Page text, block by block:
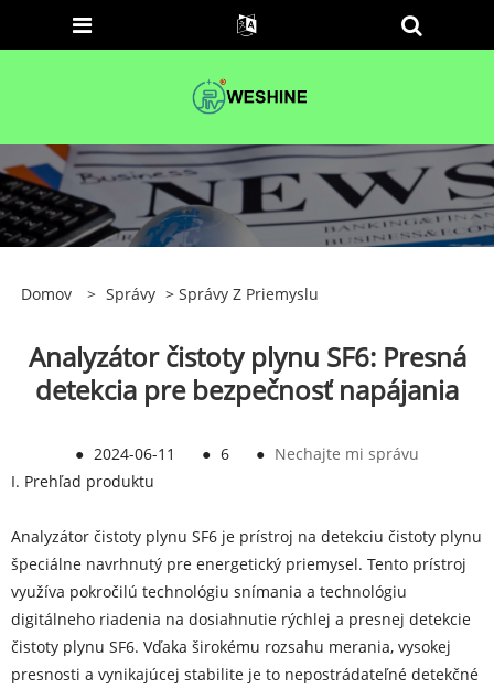
Domov > Správy > Správy Z Priemyslu
Analyzátor čistoty plynu SF6: Presná
detekcia pre bezpečnosť napájania
● 2024-06-11 ● 6 ● Nechajte mi správu
I. Prehľad produktu
Analyzátor čistoty plynu SF6 je prístroj na detekciu čistoty plynu
špeciálne navrhnutý pre energetický priemysel. Tento prístroj
využíva pokročilú technológiu snímania a technológiu
digitálneho riadenia na dosiahnutie rýchlej a presnej detekcie
čistoty plynu SF6. Vďaka širokému rozsahu merania, vysokej
presnosti a vynikajúcej stabilite je to nepostrádateľné detekčné